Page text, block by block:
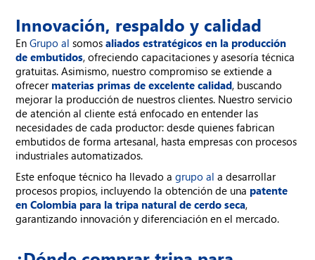
Innovación, respaldo y calidad
EnGrupo al somosaliados estratégicos en la producción
de embutidos, ofreciendo capacitaciones y asesoría técnica
gratuitas. Asimismo, nuestro compromiso se extiende a
ofrecer materias primas de excelente calidad, buscando
mejorar la producción de nuestros clientes. Nuestro servicio
de atención al cliente está enfocado en entender las
necesidades de cada productor: desde quienes fabrican
embutidos de forma artesanal, hasta empresas con procesos
industriales automatizados.
Este enfoque técnico ha llevado agrupo al a desarrollar
procesos propios, incluyendo la obtención de una patente
en Colombia para la tripa natural de cerdo seca,
garantizando innovación y diferenciación en el mercado.